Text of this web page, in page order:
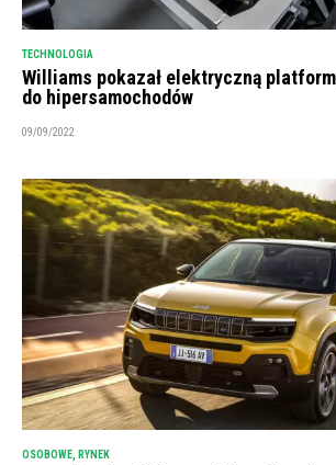
TECHNOLOGIA
Williams pokazał elektryczną
do hipersamochodów
09/09/2022
OSOBOWE, RYNEK